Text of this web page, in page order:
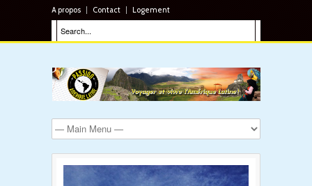
A propos Contact Logement